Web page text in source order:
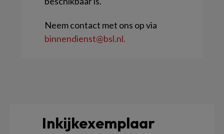
Neem contact met ons op via
binnendienst@bsl.nl.
Inkijkexemplaar